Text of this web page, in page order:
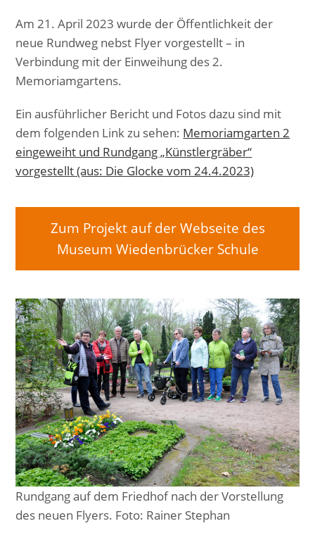
Am 21. April 2023 wurde der Öffentlichkeit der
neue Rundweg nebst Flyer vorgestellt – in
Verbindung mit der Einweihung des 2.
Memoriamgartens.
Ein ausführlicher Bericht und Fotos dazu sind mit
dem folgenden Link zu sehen: Memoriamgarten 2
eingeweiht und Rundgang „Künstlergräber“
vorgestellt (aus: Die Glocke vom 24.4.2023)
Zum Projekt auf der Webseite des
Museum Wiedenbrücker Schule
Rundgang auf dem Friedhof nach der Vorstellung
des neuen Flyers. Foto: Rainer Stephan